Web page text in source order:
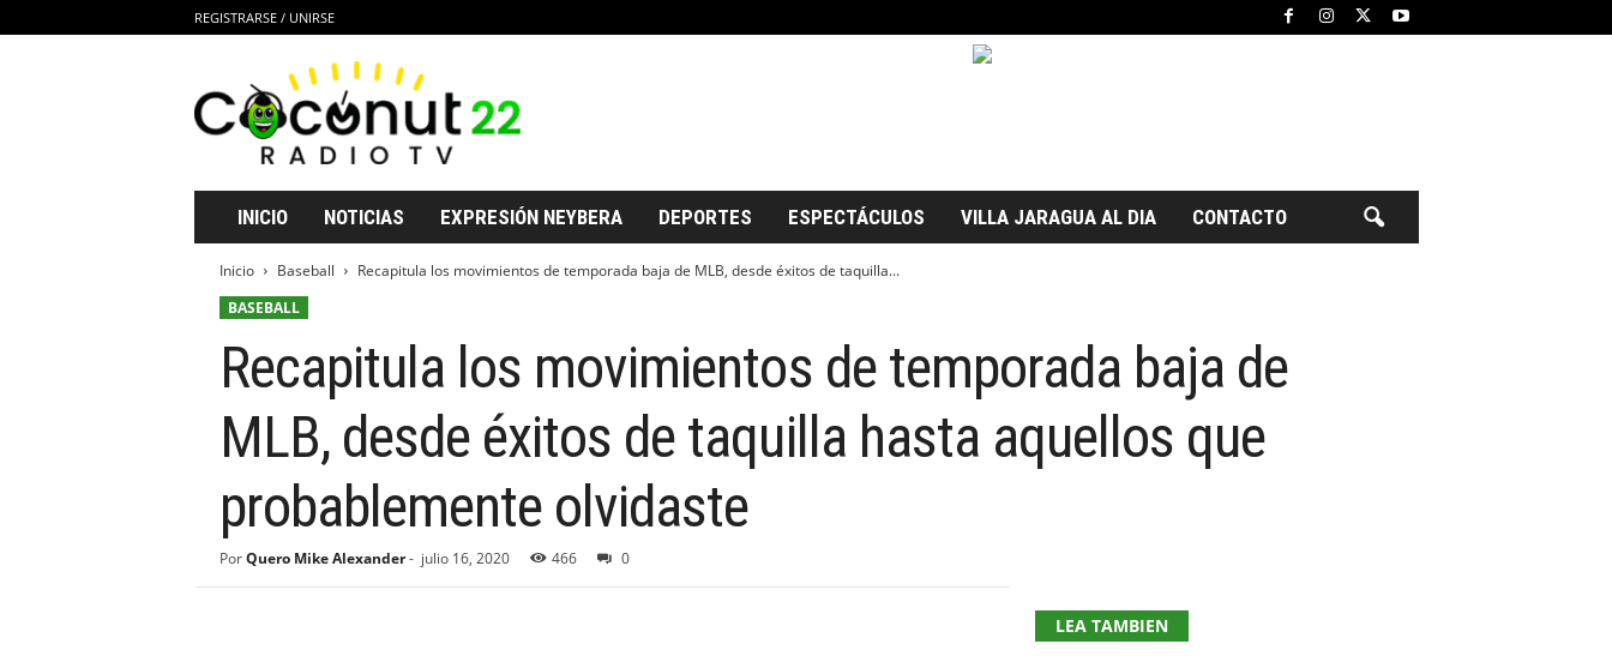
REGISTRARSE / UNIRSE
c
o
INICIO NOTICIAS EXPRESIÓN NEYBERA DEPORTES ESPECTÁCULOS VILLA JARAGUA AL DIA CONTACTO
Inicio Baseball
Recapitula los movimientos de temporada baja de MLB, desde éxitos de taquilla...
BASEBALL
Recapitula los movimientos de temporada baja de
MLB, desde éxitos de taquilla hasta aquellos que
probablemente olvidaste
Por Quero Mike Alexander- julio 16, 2020 466 0
LEA TAMBIEN